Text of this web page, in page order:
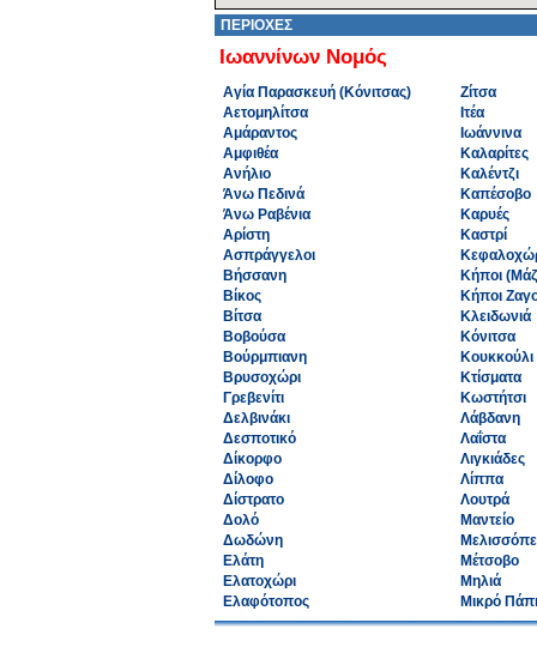
ΠΕΡΙΟΧΕΣ
Ιωαννίνων Νομός
Αγία Παρασκευή (Κόνιτσας)
Αετομηλίτσα
Αμάραντος
Αμφιθέα
Ανήλιο
Άνω Πεδινά
Άνω Ραβένια
Αρίστη
Ασπράγγελοι
Βήσσανη
Βίκος
Βίτσα
Βοβούσα
Βούρμπιανη
Βρυσοχώρι
Γρεβενίτι
Δελβινάκι
Δεσποτικό
Δίκορφο
Δίλοφο
Δίστρατο
Δολό
Δωδώνη
Ελάτη
Ελατοχώρι
Ελαφότοπος
Ζίτσα
Ιτέα
Ιωάννινα
Καλαρίτες
Καλέντζι
Καπέσοβο
Καρυές
Καστρί
Κήποι
Κήποι
Κλειδωνιά
Κόνιτσα
Κουκκούλι
Κτίσματα
Κωστήτσι
Λάβδανη
Λαΐστα
Λιγκιάδες
Λίππα
Λουτρά
Μαντείο
Μέτσοβο
Μηλιά
Μικρό